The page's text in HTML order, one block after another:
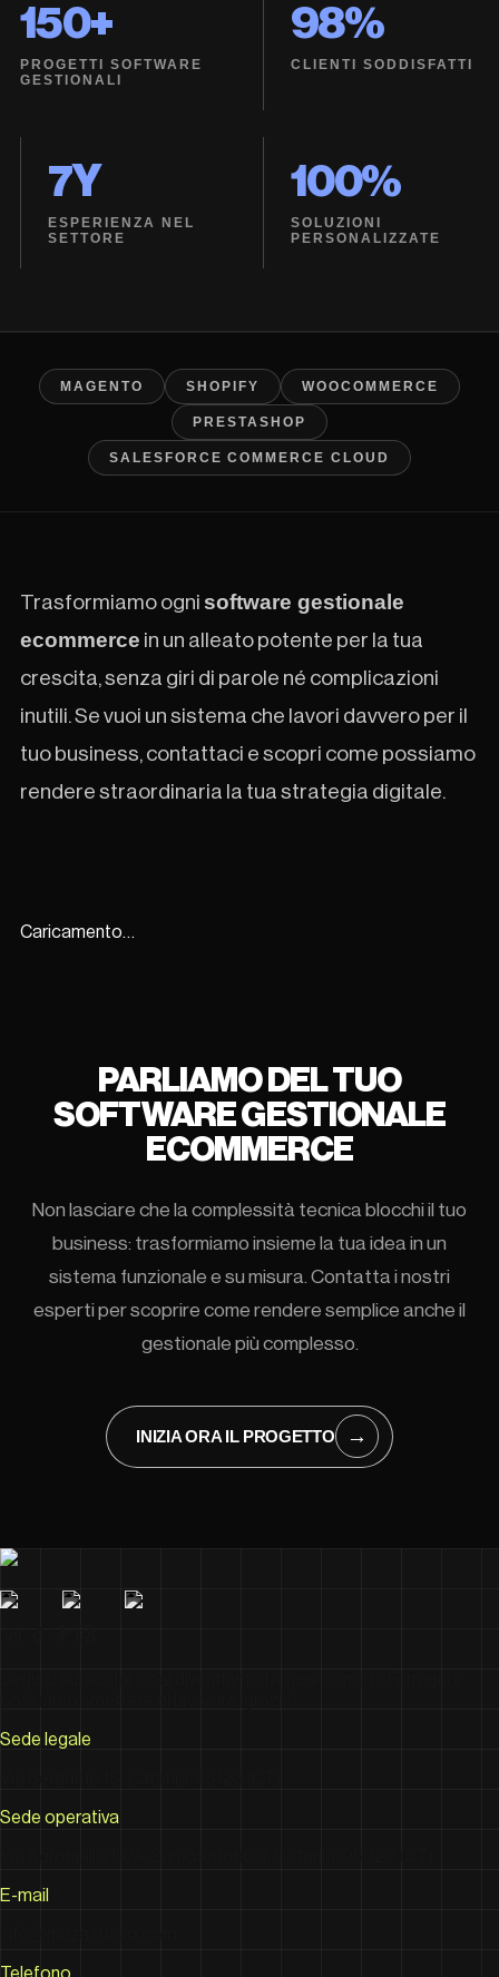
150+
PROGETTI SOFTWARE
GESTIONALI
98%
CLIENTI SODDISFATTI
7Y
ESPERIENZA NEL
SETTORE
100%
SOLUZIONI
PERSONALIZZATE
MAGENTO SHOPIFY WOOCOMMERCE
PRESTASHOP
SALESFORCE COMMERCE CLOUD
Trasformiamo ogni software gestionale
ecommerce in un alleato potente per la tua
crescita, senza giri di parole né complicazioni
inutili. Se vuoi un sistema che lavori davvero per il
tuo business, contattaci e scopri come possiamo
rendere straordinaria la tua strategia digitale.
Caricamento…
PARLIAMO DEL TUO
SOFTWARE GESTIONALE
ECOMMERCE
Non lasciare che la complessità tecnica blocchi il tuo
business: trasformiamo insieme la tua idea in un
sistema funzionale e su misura. Contatta i nostri
esperti per scoprire come rendere semplice anche il
gestionale più complesso.
INIZIA ORA IL PROGETTO →
Sede legale
Sede operativa
E-mail